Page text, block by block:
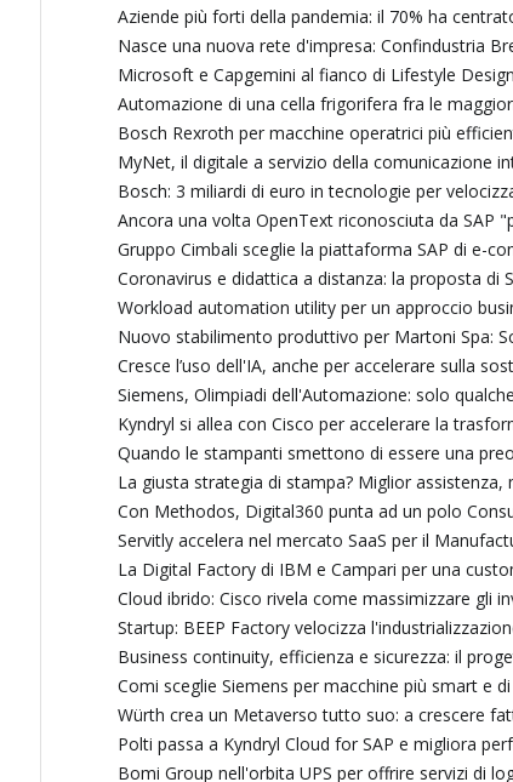
Aziende più forti della pandemia: il 70% ha
Nasce una nuova rete d'impresa: Confindustria
Microsoft e Capgemini al fianco di Lifestyle
Automazione di una cella frigorifera fra le maggiori
Bosch Rexroth per macchine operatrici più
MyNet, il digitale a servizio della comunicazione
Bosch: 3 miliardi di euro in tecnologie per
Ancora una volta OpenText riconosciuta da SAP
Gruppo Cimbali sceglie la piattaforma SAP di e-
Coronavirus e didattica a distanza: la proposta di
Workload automation utility per un approccio
Nuovo stabilimento produttivo per Martoni Spa:
Cresce l’uso dell'IA, anche per accelerare sulla
Siemens, Olimpiadi dell'Automazione: solo
Kyndryl si allea con Cisco per accelerare la
Quando le stampanti smettono di essere una
La giusta strategia di stampa? Miglior
Con Methodos, Digital360 punta ad un polo
Servitly accelera nel mercato SaaS per il
La Digital Factory di IBM e Campari per una
Cloud ibrido: Cisco rivela come massimizzare gli
Startup: BEEP Factory velocizza
Business continuity, efficienza e sicurezza: il
Comi sceglie Siemens per macchine più smart e
Würth crea un Metaverso tutto suo: a crescere
Polti passa a Kyndryl Cloud for SAP e migliora
Bomi Group nell'orbita UPS per offrire servizi di